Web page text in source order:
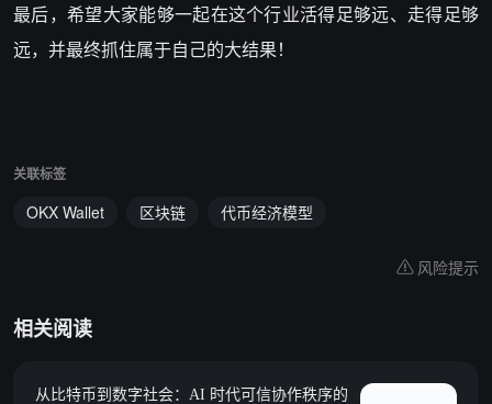
最后，希望大家能够一起在这个行业活得足够远、走得足够
远，并最终抓住属于自己的大结果！
关联标签
OKX Wallet 区块链 代币经济模型
风险提示
相关阅读
从比特币到数字社会：AI 时代可信协作秩序的